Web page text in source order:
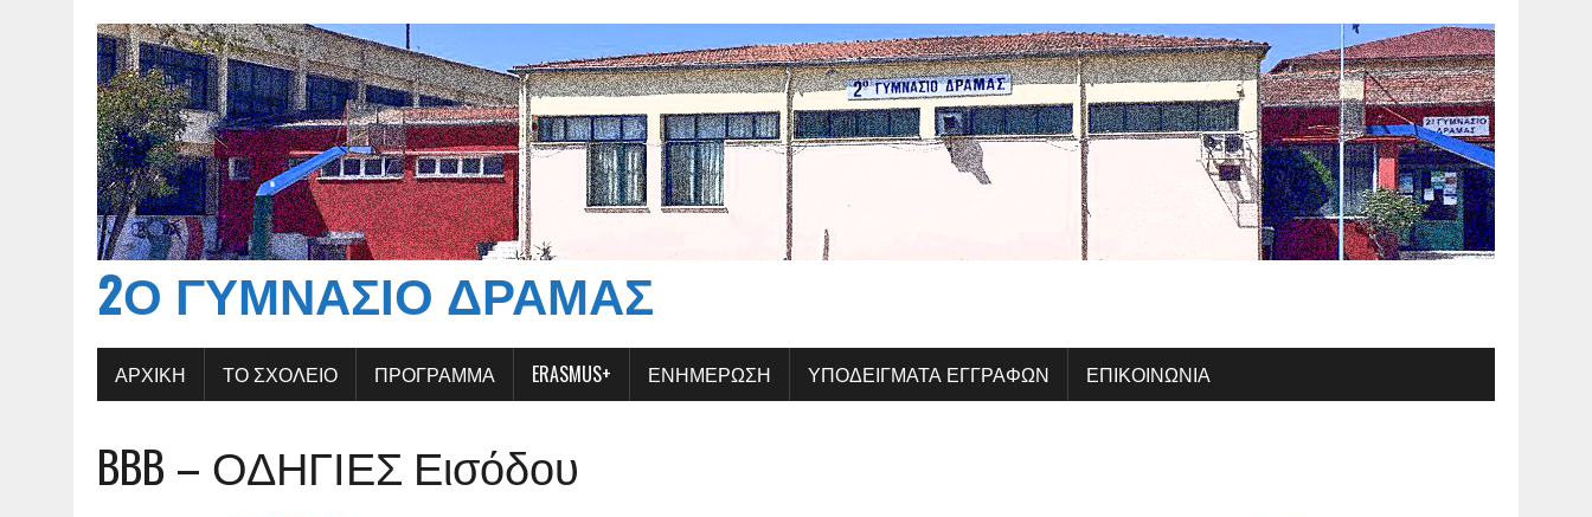
2Ο ΓΥΜΝΆΣΙΟ ΔΡΆΜΑΣ
ΑΡΧΙΚΉ ΤΟ ΣΧΟΛΕΊΟ ΠΡΟΓΡΑΜΜΑ ERASMUS+ ΕΝΗΜΕΡΩΣΗ ΥΠΟΔΕΙΓΜΑΤΑ ΕΓΓΡΑΦΩΝ ΕΠΙΚΟΙΝΩΝΊΑ
BBB – ΟΔΗΓΙΕΣ Εισόδου